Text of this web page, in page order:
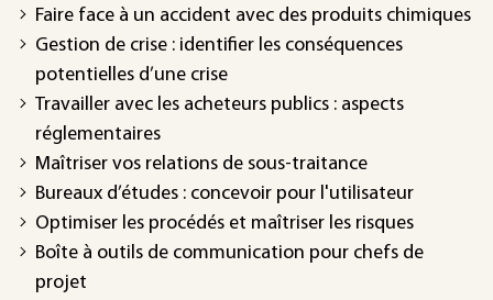
Faire face à un accident avec des produits chimiques
Gestion de crise : identifier les conséquences
potentielles d’une crise
Travailler avec les acheteurs publics : aspects
réglementaires
Maîtriser vos relations de sous-traitance
Bureaux d’études : concevoir pour l'utilisateur
Optimiser les procédés et maîtriser les risques
Boîte à outils de communication pour chefs de
projet